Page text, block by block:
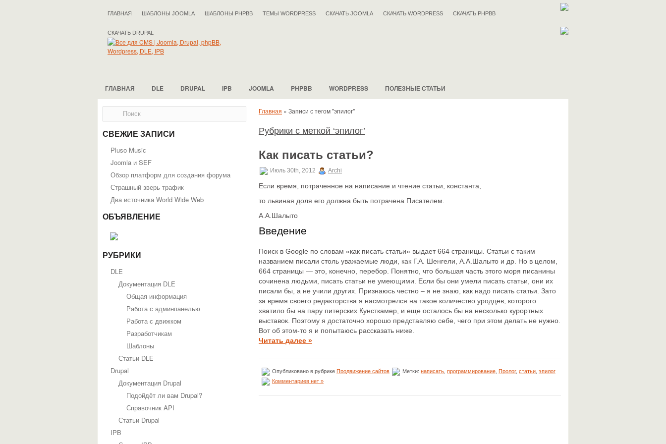
ГЛАВНАЯ ШАБЛОНЫ JOOMLA ШАБЛОНЫ PHPBB ТЕМЫ WORDPRESS СКАЧАТЬ JOOMLA СКАЧАТЬ WORDPRESS СКАЧАТЬ PHPBB
СКАЧАТЬ DRUPAL
ГЛАВНАЯ DLE DRUPAL IPB JOOMLA PHPBB WORDPRESS ПОЛЕЗНЫЕ СТАТЬИ
СВЕЖИЕ ЗАПИСИ
Pluso Musiс
Joomla и SEF
Обзор платформ для создания форума
Страшный зверь трафик
Два источника World Wide Web
ОБЪЯВЛЕНИЕ
РУБРИКИ
DLE
Документация DLE
Общая информация
Работа с админпанелью
Работа с движком
Разработчикам
Шаблоны
Статьи DLE
Drupal
Документация Drupal
Подойдёт ли вам Drupal?
Справочник API
Статьи Drupal
IPB
Главная » Записи с тегом "эпилог"
Рубрики с меткой ‘эпилог’
Как писать статьи?
Июль 30th, 2012 Archi
Если время, потраченное на написание и чтение статьи, константа,
то львиная доля его должна быть потрачена Писателем.
А.А.Шалыто
Введение
Поиск в Google по словам «как писать статьи» выдает 664 страницы. Статьи с таким
названием писали столь уважаемые люди, как Г.А. Шенгели, А.А.Шалыто и др. Но в целом,
664 страницы — это, конечно, перебор. Понятно, что большая часть этого моря писанины
сочинена людьми, писать статьи не умеющими. Если бы они умели писать статьи, они их
писали бы, а не учили других. Признаюсь честно – я не знаю, как надо писать статьи. Зато
за время своего редакторства я насмотрелся на такое количество уродцев, которого
хватило бы на пару питерских Кунсткамер, и еще осталось бы на несколько курортных
выставок. Поэтому я достаточно хорошо представляю себе, чего при этом делать не нужно.
Вот об этом-то я и попытаюсь рассказать ниже.
Читать далее »
Опубликовано в рубрике Продвижение сайтов Метки: написать программирование Пролог, статьи эпилог
Комментариев нет »